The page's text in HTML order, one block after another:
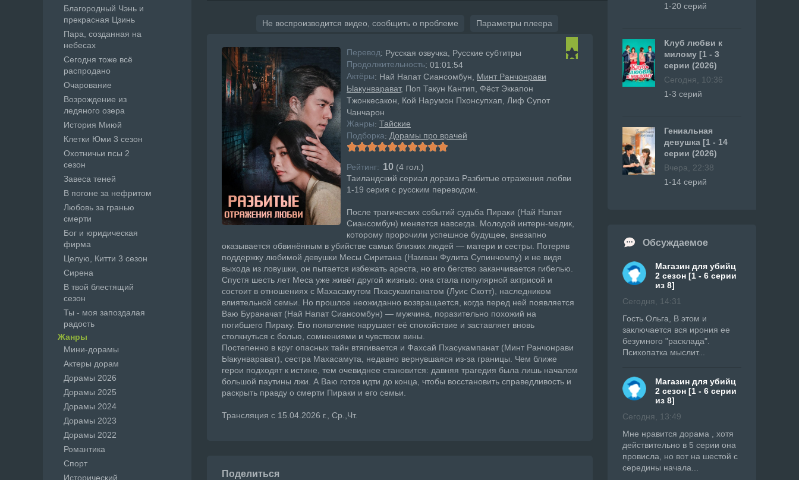
Не воспроизводится видео, сообщить о проблеме Параметры плеера
Перевод: Русская озвучка, Русские субтитры
Продолжительность: 01:01:54
Актёры: Най Напат Сиансомбун, Минт Ранчонрави
Ыакунварават, Поп Такун Кантип, Фёст Эккапон
Тжонкесакон, Кой Нарумон Пхонсупхап, Лиф Супот
Чанчарон
Жанры: Тайские
Подборка: Дорамы про врачей
Рейтинг: 10 (4 гол.)
Таиландский сериал дорама Разбитые отражения любви
1-19 серия с русским переводом.
После трагических событий судьба Пираки (Най Напат
Сиансомбун) меняется навсегда. Молодой интерн-медик,
которому пророчили успешное будущее, внезапно
оказывается обвинённым в убийстве самых близких людей — матери и сестры. Потеряв
поддержку любимой девушки Месы Сиритана (Намван Фулита Супинчомпу) и не видя
выхода из ловушки, он пытается избежать ареста, но его бегство заканчивается гибелью.
Спустя шесть лет Меса уже живёт другой жизнью: она стала популярной актрисой и
состоит в отношениях с Махасамутом Пхасукампанатом (Луис Скотт), наследником
влиятельной семьи. Но прошлое неожиданно возвращается, когда перед ней появляется
Ваю Бураначат (Най Напат Сиансомбун) — мужчина, поразительно похожий на
погибшего Пираку. Его появление нарушает её спокойствие и заставляет вновь
столкнуться с болью, сомнениями и чувством вины.
Постепенно в круг опасных тайн втягивается и Фахсай Пхасукампанат (Минт Ранчонрави
Ыакунварават), сестра Махасамута, недавно вернувшаяся из-за границы. Чем ближе
герои подходят к истине, тем очевиднее становится: давняя трагедия была лишь началом
большой паутины лжи. А Ваю готов идти до конца, чтобы восстановить справедливость и
раскрыть правду о смерти Пираки и его семьи.
Трансляция с 15.04.2026 г., Ср.,Чт.
Поделиться
Благородный Чэнь и
прекрасная Цзинь
Пара, созданная на
небесах
Сегодня тоже всё
распродано
Очарование
Возрождение из
ледяного озера
История Миюй
Клетки Юми 3 сезон
Охотничьи псы 2
сезон
Завеса теней
В погоне за нефритом
Любовь за гранью
смерти
Бог и юридическая
фирма
Целую, Китти 3 сезон
Сирена
В твой блестящий
сезон
Ты - моя запоздалая
радость
Жанры
Мини-дорамы
Актеры дорам
Дорамы 2026
Дорамы 2025
Дорамы 2024
Дорамы 2023
Дорамы 2022
Романтика
Спорт
Исторический
1-20 серий
Клуб любви к
милому [1 - 3
серии (2026)
Сегодня, 10:36
1-3 серий
Гениальная
девушка [1 - 14
серии (2026)
Вчера, 22:38
1-14 серий
Обсуждаемое
Магазин для убийц
2 сезон [1 - 6 серии
из 8]
Сегодня, 14:31
Гость Ольга, В этом и
заключается вся ирония ее
безумного "расклада".
Психопатка мыслит...
Магазин для убийц
2 сезон [1 - 6 серии
из 8]
Сегодня, 13:49
Мне нравится дорама , хотя
действительно в 5 серии она
провисла, но вот на шестой с
середины начала...